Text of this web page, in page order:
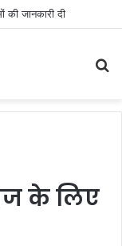
की जानकारी दी
के लिए